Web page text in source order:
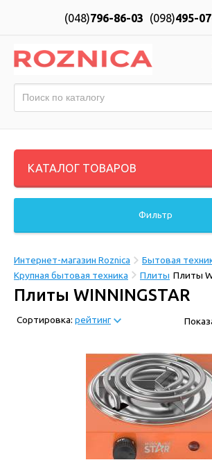
(048)796-86-03 (098)495-
КАТАЛОГ ТОВАРОВ
Фильтр
Интернет-магазин Roznica
Бытовая
Крупная бытовая техника
Плиты Плиты
Плиты WINNINGSTAR
Сортировка: рейтинг